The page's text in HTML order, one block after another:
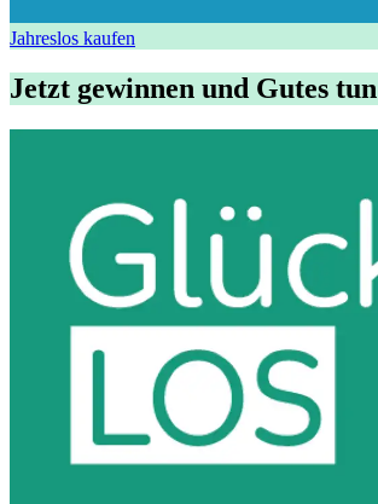
Jahreslos kaufen
Jetzt gewinnen und Gutes tun